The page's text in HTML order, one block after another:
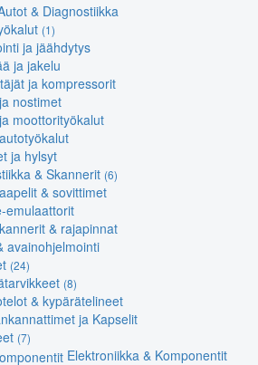
& Diagnostiikka
(1)
ja jäähdytys
ja jakelu
ja kompressorit
nostimet
moottorityökalut
ja hylsyt
& Skannerit (6)
& sovittimet
emulaattorit
& rajapinnat
avainohjelmointi
(24)
(8)
& kypärätelineet
ja Kapselit
(7)
Elektroniikka & Komponentit